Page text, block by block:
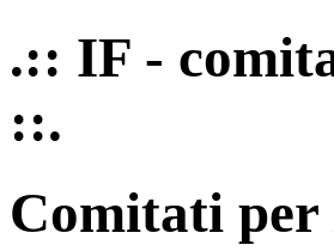
.:: IF -
::.
Comitati